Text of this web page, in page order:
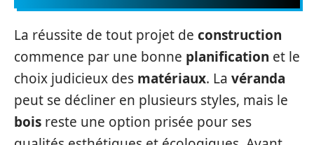
La réussite de tout projet de construction
commence par une bonne planification et le
choix judicieux des matériaux. La véranda
peut se décliner en plusieurs styles, mais le
bois reste une option prisée pour ses